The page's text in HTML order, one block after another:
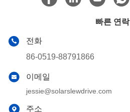
빠른 연락
전화
86-0519-88791866
이메일
jessie@solarslewdrive.com
주소